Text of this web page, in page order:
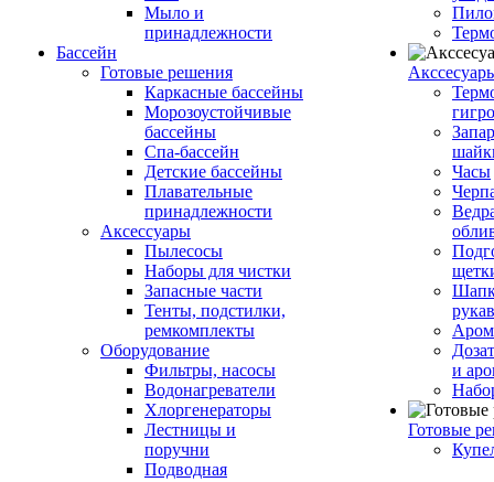
Мыло и
принадлежности
Бассейн
Готовые решения
Каркасные бассейны
Морозоустойчивые
бассейны
Спа-бассейн
Детские бассейны
Плавательные
принадлежности
Аксессуары
Пылесосы
Наборы для чистки
Запасные части
Тенты, подстилки,
ремкомплекты
Оборудование
Фильтры, насосы
Водонагреватели
Хлоргенераторы
Лестницы и
поручни
Подводная
Часы
и
Готовые